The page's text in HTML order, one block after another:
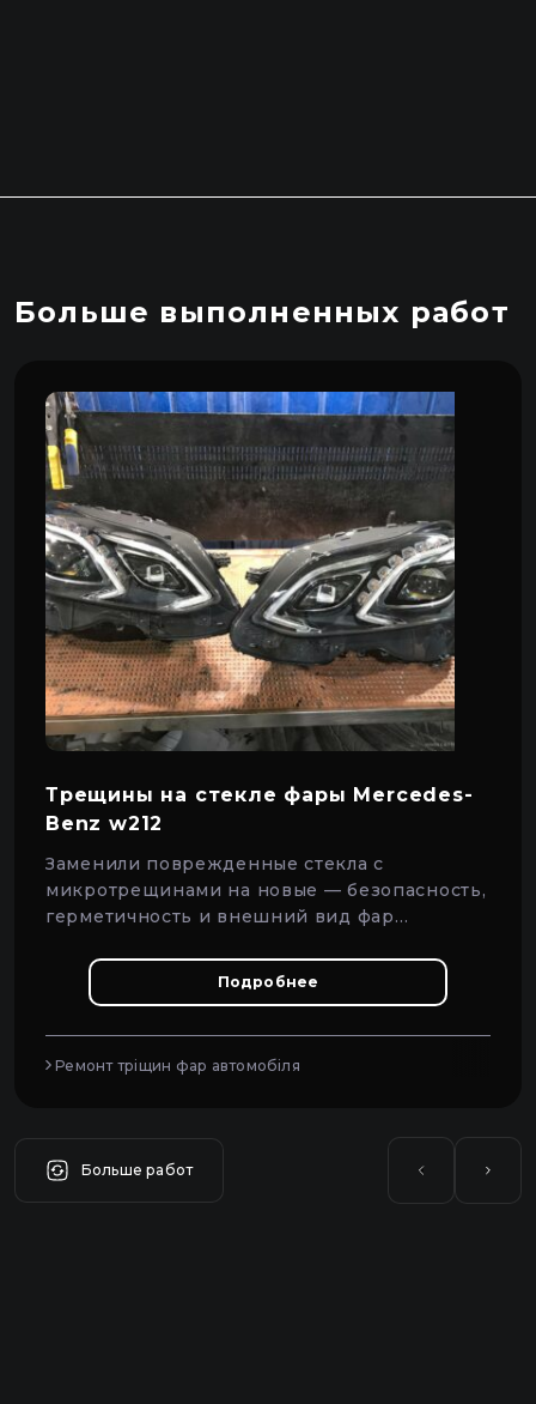
Больше выполненных работ
Трещины на стекле фары Mercedes-
Benz w212
Заменили поврежденные стекла с
микротрещинами на новые — безопасность,
герметичность и внешний вид фар
Подробнее
Ремонт тріщин фар автомобіля
Больше работ